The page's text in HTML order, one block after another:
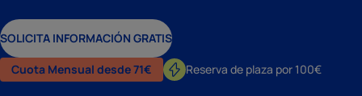
SOLICITA INFORMACIÓN GRATIS
Cuota Mensual desde 71€ Reserva de plaza por 100€